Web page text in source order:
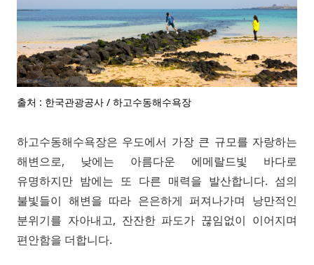
출처 : 한국관광공사 / 하고수동해수욕장
하고수동해수욕장은 우도에서 가장 큰 규모를 자랑하는
해변으로, 낮에는 아름다운 에메랄드빛 바다로
유명하지만 밤에는 또 다른 매력을 발산합니다. 섬의
불빛들이 해변을 따라 은은하게 퍼져나가며 낭만적인
분위기를 자아내고, 잔잔한 파도가 끊임없이 이어지며
편안함을 더합니다.